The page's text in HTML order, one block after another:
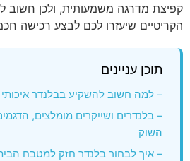
קפיצת מדרגה משמעותית, ולכן חשוב
הקריטיים שיעזרו לכם לבצע רכישה
תוכן עניינים
– למה חשוב להשקיע בבלנדר איכותי
– בלנדרים ושייקרים מומלצים,
השוק
– איך לבחור בלנדר חזק למטבח